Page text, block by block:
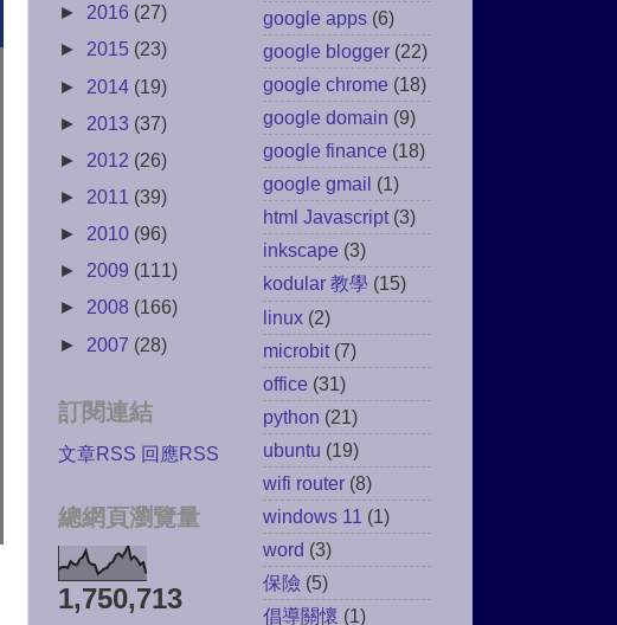
► 2016 (27)
► 2015 (23)
► 2014 (19)
► 2013 (37)
► 2012 (26)
► 2011 (39)
► 2010 (96)
► 2009 (111)
► 2008 (166)
► 2007 (28)
訂閱連結
文章RSS 回應RSS
總網頁瀏覽量
1,750,713
google apps (6)
google blogger (22)
google chrome (18)
google domain (9)
google finance (18)
google gmail (1)
html Javascript (3)
inkscape (3)
kodular 教學 (15)
linux (2)
microbit (7)
office (31)
python (21)
ubuntu (19)
wifi router (8)
windows 11 (1)
word (3)
保險 (5)
倡導關懷 (1)